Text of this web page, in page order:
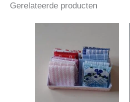
Gerelateerde producten